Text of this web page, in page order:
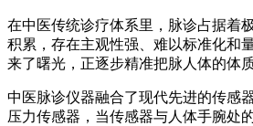
在中医传统诊疗体系里，脉诊占据着
积累，存在主观性强、难以标准化和
来了曙光，正逐步精准把脉人体的体质
中医脉诊仪器融合了现代先进的传感
压力传感器，当传感器与人体手腕处